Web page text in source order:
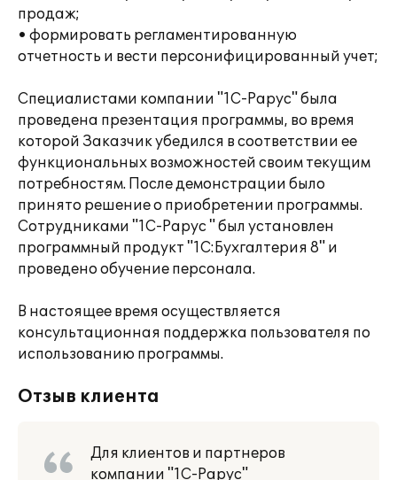
продаж;
• формировать регламентированную
отчетность и вести персонифицированный учет;
Специалистами компании "1С-Рарус" была
проведена презентация программы, во время
которой Заказчик убедился в соответствии ее
функциональных возможностей своим текущим
потребностям. После демонстрации было
принято решение о приобретении программы.
Сотрудниками "1С-Рарус " был установлен
программный продукт "1С:Бухгалтерия 8" и
проведено обучение персонала.
В настоящее время осуществляется
консультационная поддержка пользователя по
использованию программы.
Отзыв клиента
Для клиентов и партнеров
компании "1С-Рарус"